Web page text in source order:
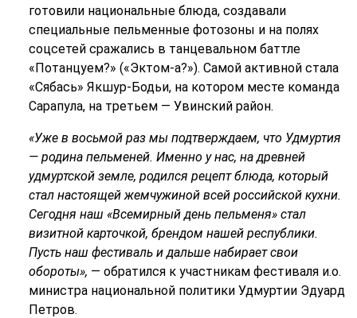
готовили национальные блюда, создавали
специальные пельменные фотозоны и на полях
соцсетей сражались в танцевальном баттле
«Потанцуем?» («Эктом-а?»). Самой активной стала
«Сябась» Якшур-Бодьи, на котором месте команда
Сарапула, на третьем — Увинский район.
«Уже в восьмой раз мы подтверждаем, что Удмуртия
— родина пельменей. Именно у нас, на древней
удмуртской земле, родился рецепт блюда, который
стал настоящей жемчужиной всей российской кухни.
Сегодня наш «Всемирный день пельменя» стал
визитной карточкой, брендом нашей республики.
Пусть наш фестиваль и дальше набирает свои
обороты», — обратился к участникам фестиваля и.о.
министра национальной политики Удмуртии Эдуард
Петров.